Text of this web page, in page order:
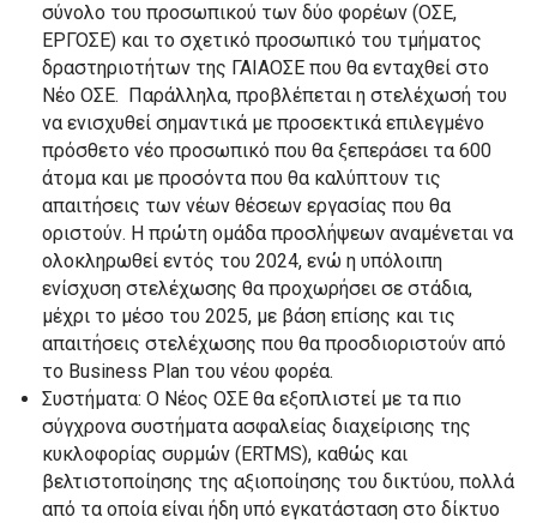
σύνολο του προσωπικού των δύο φορέων (ΟΣΕ,
ΕΡΓΟΣΕ) και το σχετικό προσωπικό του τμήματος
δραστηριοτήτων της ΓΑΙΑΟΣΕ που θα ενταχθεί στο
Νέο ΟΣΕ. Παράλληλα, προβλέπεται η στελέχωσή του
να ενισχυθεί σημαντικά με προσεκτικά επιλεγμένο
πρόσθετο νέο προσωπικό που θα ξεπεράσει τα 600
άτομα και με προσόντα που θα καλύπτουν τις
απαιτήσεις των νέων θέσεων εργασίας που θα
οριστούν. Η πρώτη ομάδα προσλήψεων αναμένεται να
ολοκληρωθεί εντός του 2024, ενώ η υπόλοιπη
ενίσχυση στελέχωσης θα προχωρήσει σε στάδια,
μέχρι το μέσο του 2025, με βάση επίσης και τις
απαιτήσεις στελέχωσης που θα προσδιοριστούν από
το Business Plan του νέου φορέα.
Συστήματα: Ο Νέος ΟΣΕ θα εξοπλιστεί με τα πιο
σύγχρονα συστήματα ασφαλείας διαχείρισης της
κυκλοφορίας συρμών (ERTMS), καθώς και
βελτιστοποίησης της αξιοποίησης του δικτύου, πολλά
από τα οποία είναι ήδη υπό εγκατάσταση στο δίκτυο